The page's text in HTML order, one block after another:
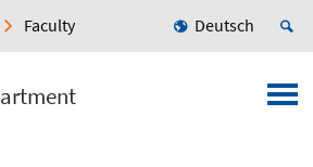
Faculty Deutsch